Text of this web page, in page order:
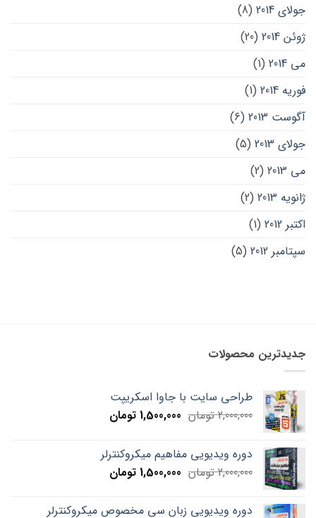
جولای 2014
(8)
ژوئن 2014
(20)
می 2014
(1)
فوریه 2014
(1)
آگوست 2013
(6)
جولای 2013
(5)
می 2013
(2)
ژانویه 2013
(2)
اکتبر 2012
(1)
سپتامبر 2012
(5)
جدیدترین محصولات
طراحی سایت با جاوا اسکریپت
2,000,000 تومان Original
2,000,000 تومان.
1,500,000 تومانCurrent
1,500,000 تومان.دوره ویدیویی مفاهیم میکروکنترلر
2,000,000 تومان Original
was:
1,500,000 تومانCurrent
دوره ویدیویی زبان سی مخصوص میکروکنترلر